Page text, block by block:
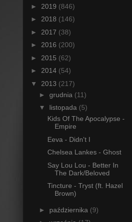
► 2019 (846)
► 2018 (146)
► 2017 (38)
► 2016 (200)
► 2015 (62)
► 2014 (54)
▼ 2013 (217)
► grudnia (11)
▼ listopada (5)
Kids Of The Apocalypse -
Empire
Eeva - Didn't I
Chelsea Lankes - Ghost
Say Lou Lou - Better In
The Dark/Beloved
Tincture - Tryst (ft. Hazel
Brown)
► października (9)